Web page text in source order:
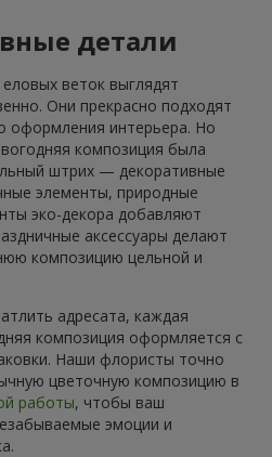
детали
веток выглядят
Они прекрасно подходят
оформления интерьера. Но
композиция была
штрих — декоративные
элементы, природные
эко-декора добавляют
аксессуары делают
композицию цельной и
адресата, каждая
композиция оформляется с
Наши флористы точно
цветочную композицию в
работы, чтобы ваш
эмоции и